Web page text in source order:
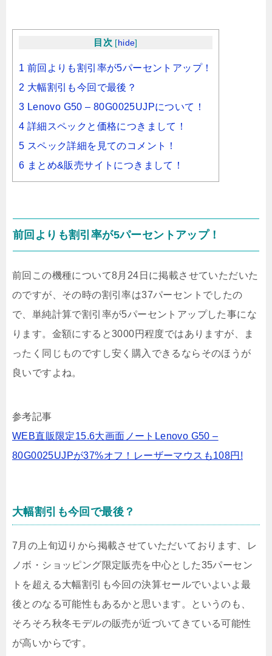
目次 [ hide]
1 前回よりも割引率が5パーセントアップ！
2 大幅割引も今回で最後？
3 Lenovo G50 – 80G0025UJPについて！
4 詳細スペックと価格につきまして！
5 スペック詳細を見てのコメント！
6 まとめ&販売サイトにつきまして！
前回よりも割引率が5パーセントアップ！
前回この機種について8月24日に掲載させていただいた
のですが、その時の割引率は37パーセントでしたの
で、単純計算で割引率が5パーセントアップした事にな
ります。金額にすると3000円程度ではありますが、ま
ったく同じものですし安く購入できるならそのほうが
良いですよね。
参考記事
WEB直販限定15.6大画面ノートLenovo G50 –
80G0025UJPが37%オフ！レーザーマウスも108円!
大幅割引も今回で最後？
7月の上旬辺りから掲載させていただいております、レ
ノボ・ショッピング限定販売を中心とした35パーセン
トを超える大幅割引も今回の決算セールでいよいよ最
後とのなる可能性もあるかと思います。というのも、
そろそろ秋冬モデルの販売が近づいてきている可能性
が高いからです。